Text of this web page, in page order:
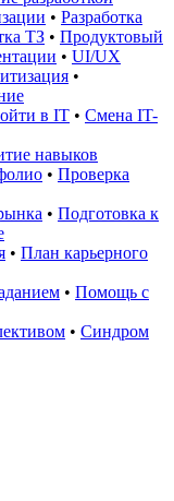
• Разработка
ТЗ • Продуктовый
• UI/UX
•
в IT • Смена IT-
навыков
• Проверка
• Подготовка к
• План карьерного
• Помощь с
• Синдром